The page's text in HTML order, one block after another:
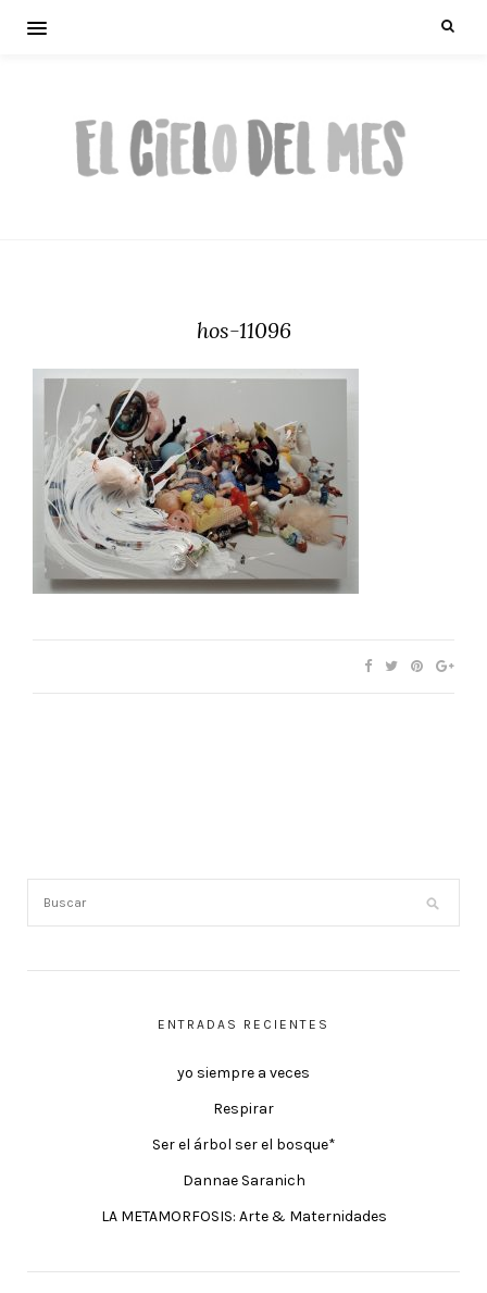
hos-11096
ENTRADAS RECIENTES
yo siempre a veces
Respirar
Ser el árbol ser el bosque*
Dannae Saranich
LA METAMORFOSIS: Arte & Maternidades